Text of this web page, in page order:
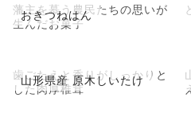
おきつねはん
藩主を慕う農民たちの思いが
生んだお菓子
山形県産 原木しいたけ
歯ごたえと香りがしっかりと
した肉厚椎茸